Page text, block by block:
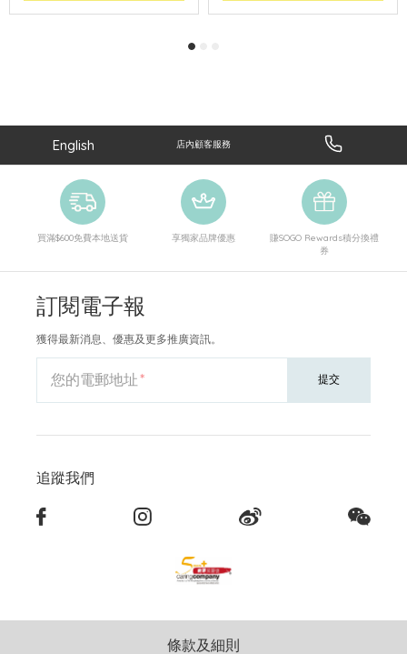
English 店內顧客服務
買滿$600免費本地送貨 享獨家品牌優惠
賺SOGO Rewards積分換禮
券
訂閱電子報
獲得最新消息、優惠及更多推廣資訊。
您的電郵地址 提交
追蹤我們
條款及細則